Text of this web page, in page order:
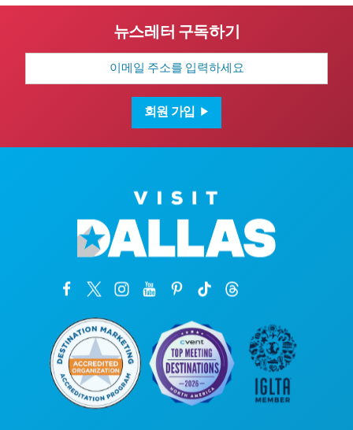
뉴스레터 구독하기
이
일
회원 가입